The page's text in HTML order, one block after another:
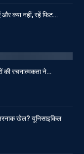
और क्या नहीं, रहें फिट…
की रचनात्मकता ने…
खेल? यूनिसाइकिल